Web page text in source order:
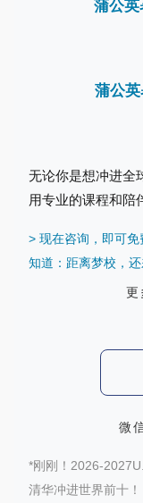
蒲公
蒲公
无论你是想冲进全
用专业的课程和陪
> 现在咨询，即可
知道：距离梦校，还
更
微
*刚刚！2026-
清华冲进世界前十！